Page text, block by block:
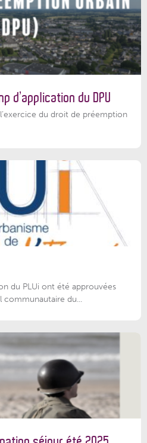
d’application du DPU
du droit de préemption
du PLUi ont été approuvées
du...